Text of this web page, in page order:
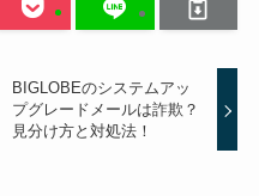
BIGLOBEのシステムアッ
プグレードメールは詐欺？
見分け方と対処法！